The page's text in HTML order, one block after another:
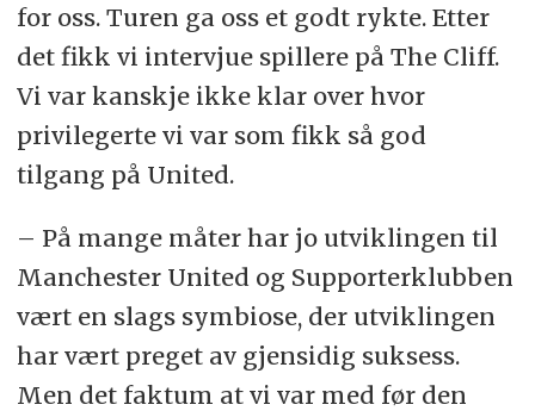
for oss. Turen ga oss et godt rykte. Etter
det fikk vi intervjue spillere på The Cliff.
Vi var kanskje ikke klar over hvor
privilegerte vi var som fikk så god
tilgang på United.
– På mange måter har jo utviklingen til
Manchester United og Supporterklubben
vært en slags symbiose, der utviklingen
har vært preget av gjensidig suksess.
Men det faktum at vi var med før den